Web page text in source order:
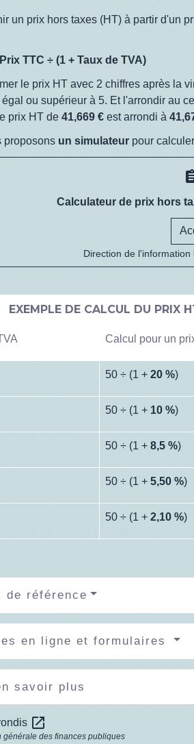
un prix hors taxes (HT) à partir d'un
TTC ÷ (1 + Taux de TVA)
le prix HT avec 2 chiffres après la
ou supérieur à 5. Et l'arrondir au
prix HT de 41,669 €est arrondi à
proposons un simulateurpour
Calculateur de prix hors
Direction de
EXEMPLE DE CALCUL DU PRIX
Calcul pour un
50 ÷ (1 + 20 %)
50 ÷ (1 + 10 %)
50 ÷ (1 + 8,5 %)
50 ÷ (1 + 5,50 %)
50 ÷ (1 +2,10 %)
de référence
en ligne et formulaires
savoir plus
open_in_new
générale des finances publiques